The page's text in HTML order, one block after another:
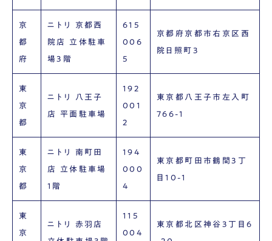
京
都
府
ニトリ 京都西
院店 立体駐車
場3階
615
006
5
京都府京都市右京区西
院日照町3
東
京
都
ニトリ 八王子
店 平面駐車場
192
001
2
東京都八王子市左入町
766-1
東
京
都
ニトリ 南町田
店 立体駐車場
1階
194
000
4
東京都町田市鶴間3丁
目10-1
東
京
ニトリ 赤羽店
115
004
東京都北区神谷3丁目6